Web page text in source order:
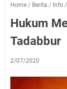
Home / Berita / Info /
Hukum
Tadabbur
2/07/2020